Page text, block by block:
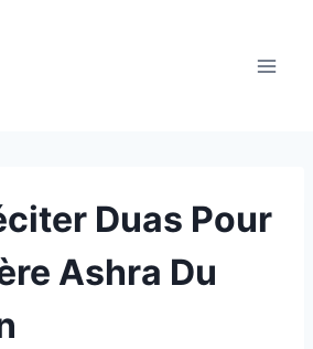
Duas Pour
Ashra Du